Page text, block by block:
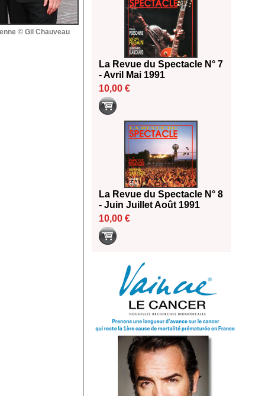
© Gil Chauveau
La Revue du Spectacle N° 7
- Avril Mai 1991
10,00 €
La Revue du Spectacle N° 8
- Juin Juillet Août 1991
10,00 €